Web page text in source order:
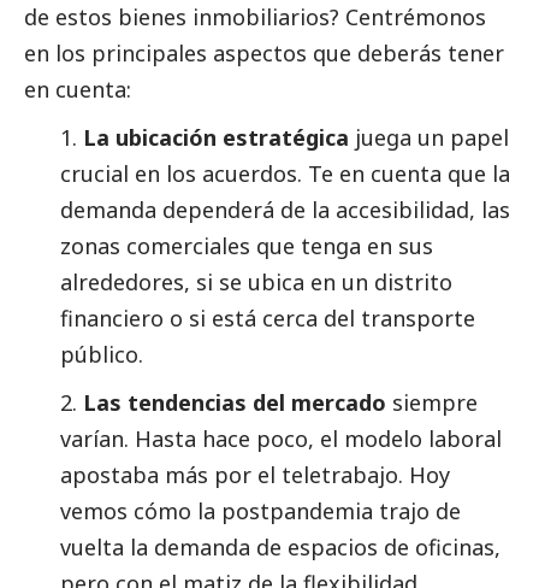
de estos bienes inmobiliarios? Centrémonos
en los principales aspectos que deberás tener
en cuenta:
1. La ubicación estratégica juega un papel
crucial en los acuerdos. Te en cuenta que la
demanda dependerá de la accesibilidad, las
zonas comerciales que tenga en sus
alrededores, si se ubica en un distrito
financiero o si está cerca del transporte
público.
2. Las tendencias del mercado siempre
varían. Hasta hace poco, el modelo laboral
apostaba más por el teletrabajo. Hoy
vemos cómo la postpandemia trajo de
vuelta la demanda de espacios de oficinas,